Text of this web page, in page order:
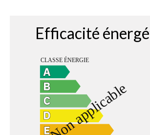
Efficacité